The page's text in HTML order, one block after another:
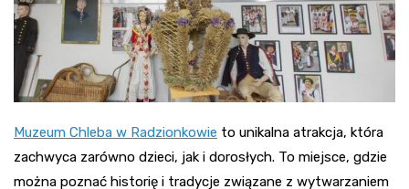
Muzeum Chleba w Radzionkowie to unikalna atrakcja, która
zachwyca zarówno dzieci, jak i dorosłych. To miejsce, gdzie
można poznać historię i tradycje związane z wytwarzaniem